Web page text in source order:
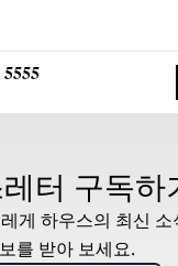
터 구독하
게 하우스의 최신 소
보를 받아 보세요.